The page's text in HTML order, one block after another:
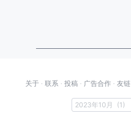
关于 · 联系 · 投稿 · 广告合作 · 友链